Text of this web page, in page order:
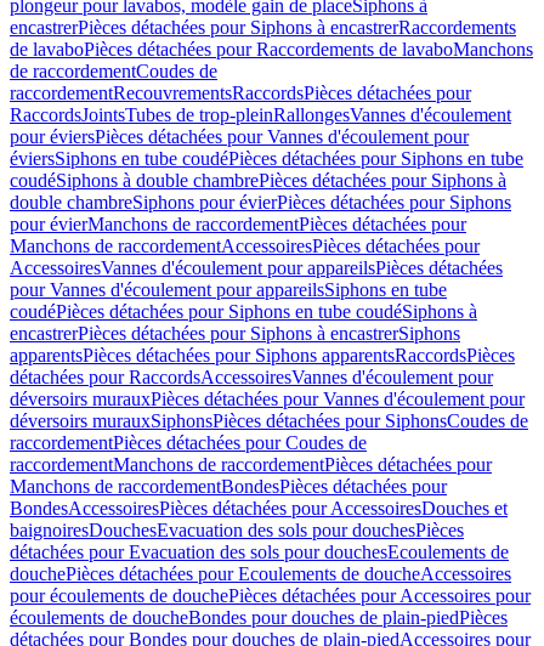
plongeur pour lavabos, modèle gain de placeSiphons à
encastrerPièces détachées pour Siphons à encastrerRaccordements
de lavaboPièces détachées pour Raccordements de lavaboManchons
de raccordementCoudes de
raccordementRecouvrementsRaccordsPièces détachées pour
RaccordsJointsTubes de trop-pleinRallongesVannes d'écoulement
pour éviersPièces détachées pour Vannes d'écoulement pour
éviersSiphons en tube coudéPièces détachées pour Siphons en tube
coudéSiphons à double chambrePièces détachées pour Siphons à
double chambreSiphons pour évierPièces détachées pour Siphons
pour évierManchons de raccordementPièces détachées pour
Manchons de raccordementAccessoiresPièces détachées pour
AccessoiresVannes d'écoulement pour appareilsPièces détachées
pour Vannes d'écoulement pour appareilsSiphons en tube
coudéPièces détachées pour Siphons en tube coudéSiphons à
encastrerPièces détachées pour Siphons à encastrerSiphons
apparentsPièces détachées pour Siphons apparentsRaccordsPièces
détachées pour RaccordsAccessoiresVannes d'écoulement pour
déversoirs murauxPièces détachées pour Vannes d'écoulement pour
déversoirs murauxSiphonsPièces détachées pour SiphonsCoudes de
raccordementPièces détachées pour Coudes de
raccordementManchons de raccordementPièces détachées pour
Manchons de raccordementBondesPièces détachées pour
BondesAccessoiresPièces détachées pour AccessoiresDouches et
baignoiresDouchesEvacuation des sols pour douchesPièces
détachées pour Evacuation des sols pour douchesEcoulements de
douchePièces détachées pour Ecoulements de doucheAccessoires
pour écoulements de douchePièces détachées pour Accessoires pour
écoulements de doucheBondes pour douches de plain-piedPièces
détachées pour Bondes pour douches de plain-piedAccessoires pour